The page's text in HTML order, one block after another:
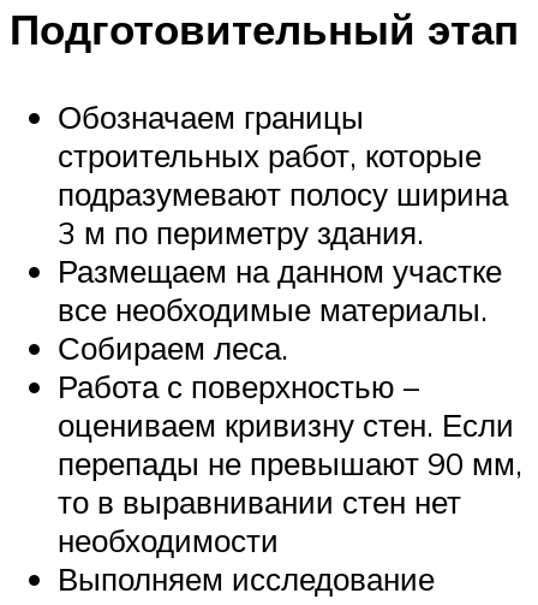
Подготовительный этап
Обозначаем границы
строительных работ, которые
подразумевают полосу ширина
3 м по периметру здания.
Размещаем на данном участке
все необходимые материалы.
Собираем леса.
Работа с поверхностью –
оцениваем кривизну стен. Если
перепады не превышают 90 мм,
то в выравнивании стен нет
необходимости
Выполняем исследование